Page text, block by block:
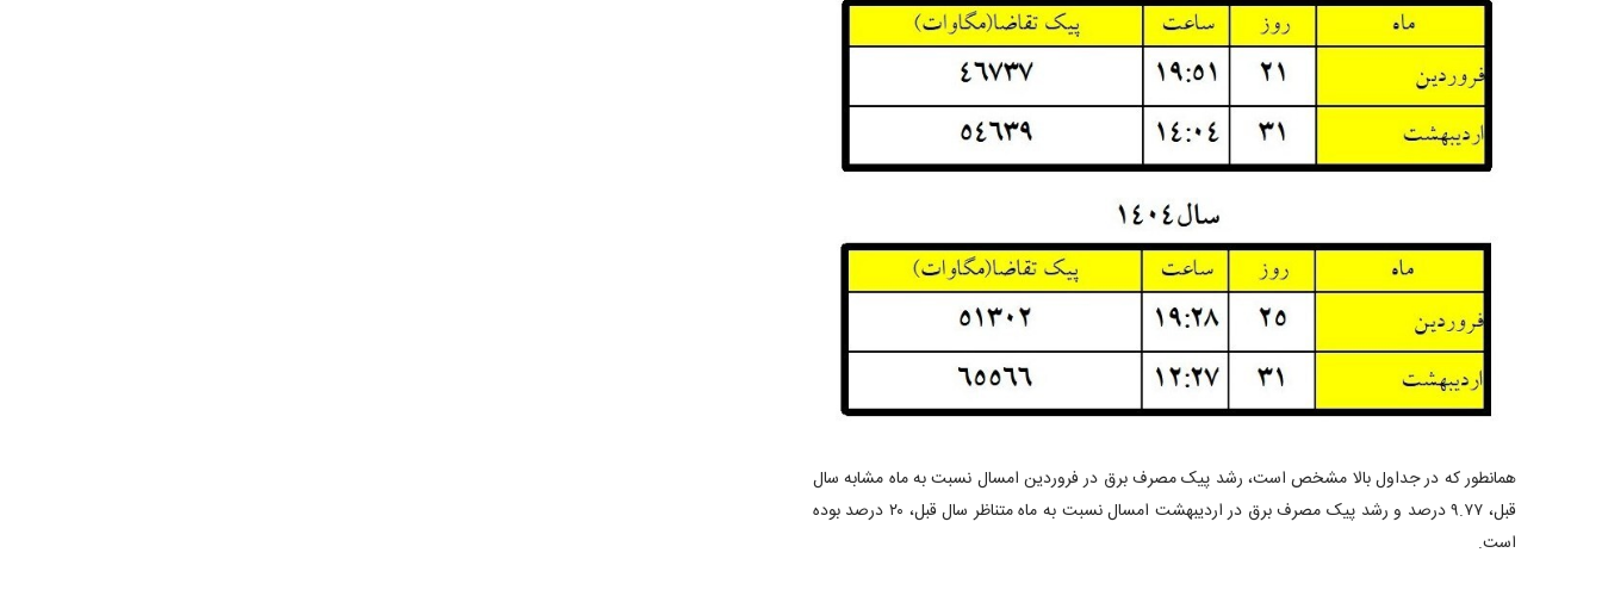
همانطور که در جداول بالا مشخص است، رشد پیک مصرف برق در فروردین امسال نسبت به ماه مشابه سال
قبل، ۹.۷۷ درصد و رشد پیک مصرف برق در اردیبهشت امسال نسبت به ماه متناظر سال قبل، ۲۰ درصد بوده
است.